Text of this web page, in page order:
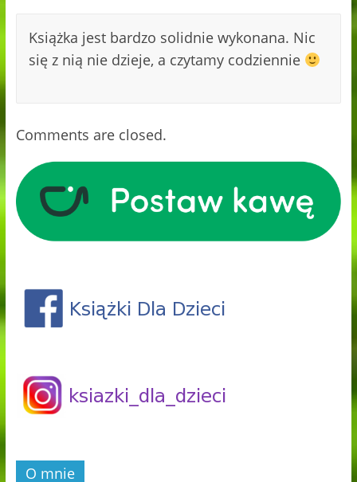
Książka jest bardzo solidnie wykonana. Nic
się z nią nie dzieje, a czytamy codziennie
Comments are closed.
O mnie